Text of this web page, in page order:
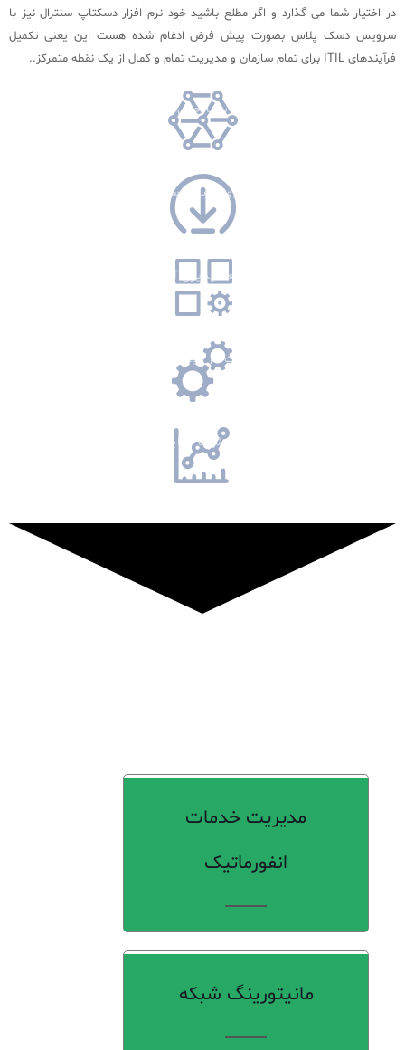
در اختیار شما می گذارد و اگر مطلع باشید خود نرم افزار دسکتاپ سنترال نیز با
سرویس دسک پلاس بصورت پیش فرض ادغام شده هست این یعنی تکمیل
فرآیندهای ITIL برای تمام سازمان و مدیریت تمام و کمال از یک نقطه متمرکز..‌‌
یکپارچگی
به روز رسانی سریع
توسعه پذیری آسان
سهولت در پیاده سازی
گزارشات آنلاین
مدیریت خدمات
انفورماتیک
مانیتورینگ شبکه